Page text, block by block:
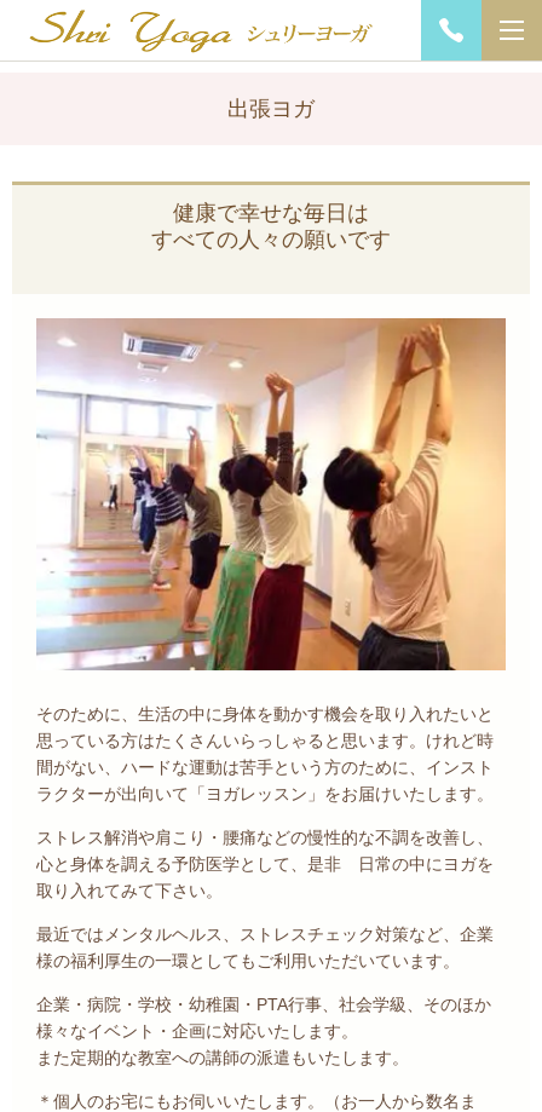
出張ヨガ
健康で幸せな毎日は
すべての人々の願いです
そのために、生活の中に身体を動かす機会を取り入れたいと
思っている方はたくさんいらっしゃると思います。けれど時
間がない、ハードな運動は苦手という方のために、インスト
ラクターが出向いて「ヨガレッスン」をお届けいたします。
ストレス解消や肩こり・腰痛などの慢性的な不調を改善し、
心と身体を調える予防医学として、是非 日常の中にヨガを
取り入れてみて下さい。
最近ではメンタルヘルス、ストレスチェック対策など、企業
様の福利厚生の一環としてもご利用いただいています。
企業・病院・学校・幼稚園・PTA行事、社会学級、そのほか
様々なイベント・企画に対応いたします。
また定期的な教室への講師の派遣もいたします。
＊個人のお宅にもお伺いいたします。（お一人から数名ま